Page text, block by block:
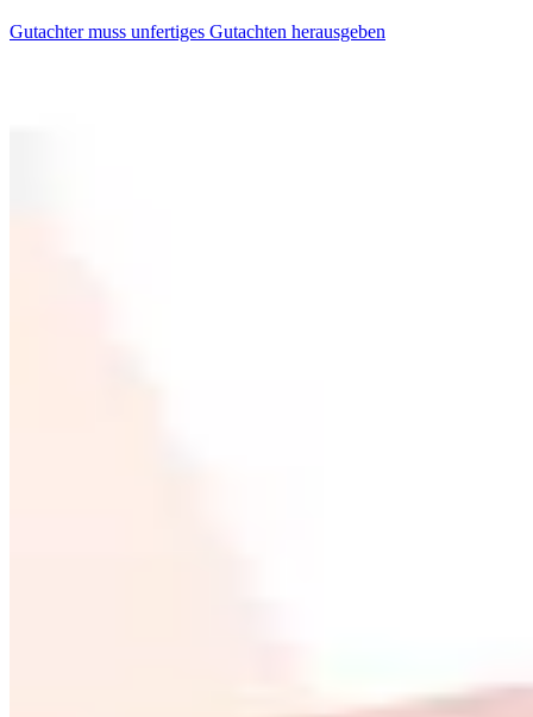
Gutachter muss unfertiges Gutachten herausgeben